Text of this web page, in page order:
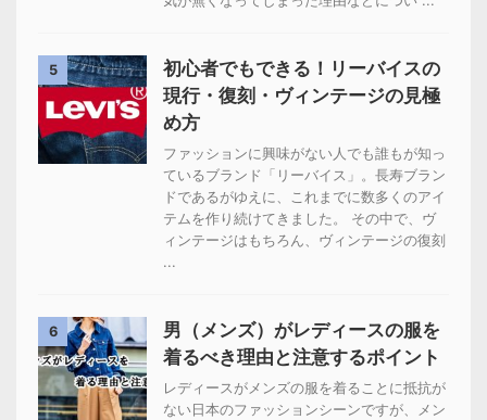
5
初心者でもできる！リーバイスの
現行・復刻・ヴィンテージの見極
め方
ファッションに興味がない人でも誰もが知っ
ているブランド「リーバイス」。長寿ブラン
ドであるがゆえに、これまでに数多くのアイ
テムを作り続けてきました。 その中で、ヴ
ィンテージはもちろん、ヴィンテージの復刻
...
6
男（メンズ）がレディースの服を
着るべき理由と注意するポイント
レディースがメンズの服を着ることに抵抗が
ない日本のファッションシーンですが、メン